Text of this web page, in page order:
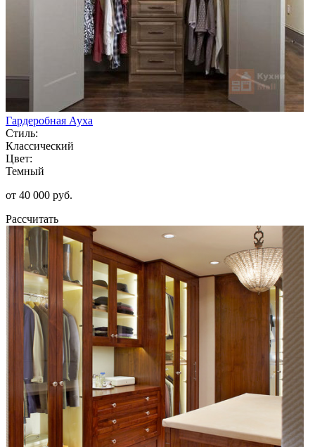
Гардеробная Ауха
Стиль:
Классический
Цвет:
Темный
от 40 000 руб.
Рассчитать